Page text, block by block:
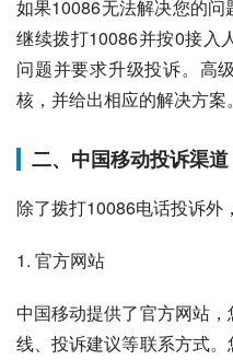
如果10086无法解决您的
继续拨打10086并按0接入
问题并要求升级投诉。高
核，并给出相应的解决方案。
二、中国移动投诉渠道
除了拨打10086电话投诉外
1. 官方网站
中国移动提供了官方网站
线、投诉建议等联系方式